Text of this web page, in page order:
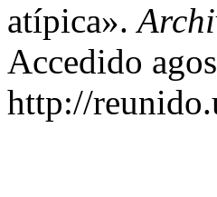
atípica».
Accedido
http://